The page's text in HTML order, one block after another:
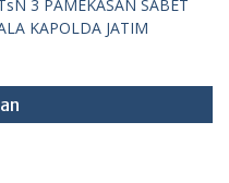
3 PAMEKASAN SABET
KAPOLDA JATIM